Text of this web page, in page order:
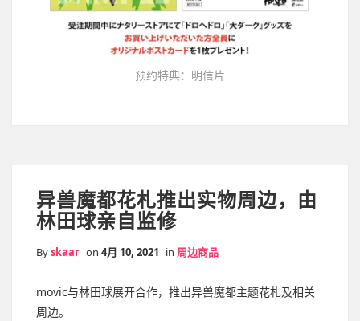
预约特典：明信片
异兽魔都花札推出实物周边，由
林田球亲自监修
Byskaar on 4月 10, 2021 in 周边商品
movic与林田球展开合作，推出异兽魔都主题花札及相关
周边。